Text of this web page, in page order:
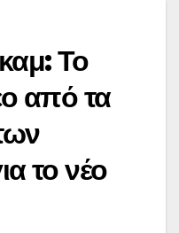
Το
από τα
το νέο